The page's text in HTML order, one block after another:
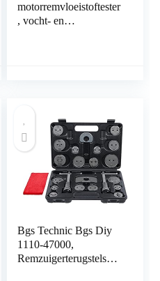
motorremvloeistoftester
, vocht- en
Bgs Technic Bgs Diy
1110-47000,
Remzuigerterugstelset,